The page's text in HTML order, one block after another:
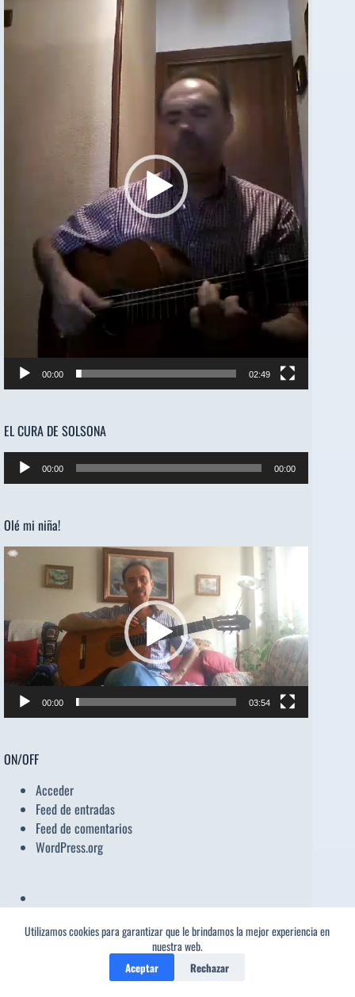
Utilizamos cookies para garantizar que le brindamos la mejor experiencia en
nuestra web.
Aceptar Rechazar
de
vídeo
00:00 02:49
EL CURA DE SOLSONA
Reproductor
de
00:00 00:00
Olé mi niña!
Reproductor
00:00 03:54
ON/OFF
Acceder
Feed de entradas
Feed de comentarios
WordPress.org
ALFONSINA STORNI AMADO NERVO ANTONIO MACHADO